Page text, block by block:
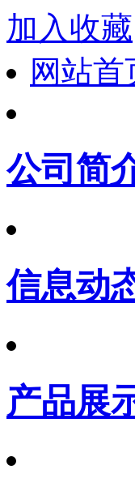
加入收藏
网站首
公司简
信息动
产品展